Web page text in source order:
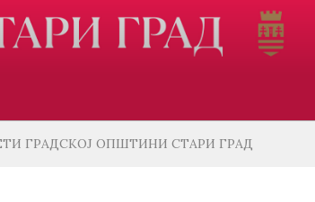
ГРАДСКОЈ ОПШТИНИ СТАРИ ГРАД